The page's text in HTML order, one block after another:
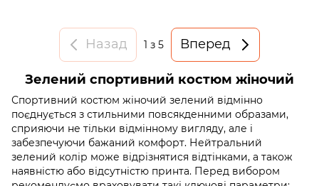
Назад 1 з 5 Вперед
Зелений спортивний костюм жіночий
Спортивний костюм жіночий зелений відмінно
поєднується з стильними повсякденними образами,
сприяючи не тільки відмінному вигляду, але і
забезпечуючи бажаний комфорт. Нейтральний
зелений колір може відрізнятися відтінками, а також
наявністю або відсутністю принта. Перед вибором